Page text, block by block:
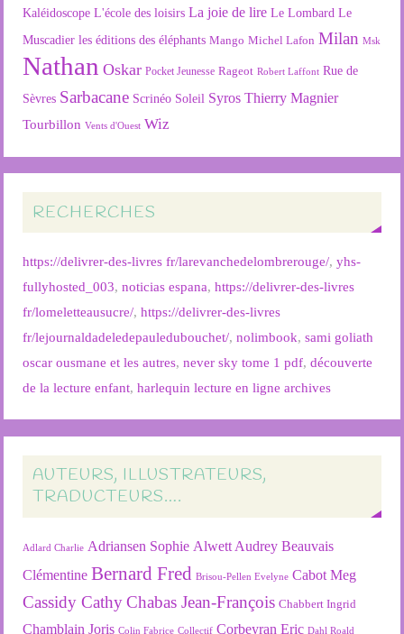
Kaléidoscope L'école des loisirs La joie de lire Le Lombard Le
Muscadier les éditions des éléphants Mango Michel Lafon Milan Msk
Nathan Oskar Pocket Jeunesse Rageot Robert Laffont Rue de
Sèvres Sarbacane Scrinéo Soleil Syros Thierry Magnier
Tourbillon Vents d'Ouest Wiz
RECHERCHES
https://delivrer-des-livres fr/larevanchedelombrerouge/,yhs-
fullyhosted_003,noticias espana,https://delivrer-des-livres
fr/lomeletteausucre/,https://delivrer-des-livres
fr/lejournaldadeledepauledubouchet/,nolimbook,sami goliath
oscar ousmane et les autres,never sky tome 1 pdf,découverte
de la lecture enfant,harlequin lecture en ligne archives
AUTEURS, ILLUSTRATEURS,
TRADUCTEURS….
Adlard Charlie Adriansen Sophie Alwett Audrey Beauvais
Clémentine Bernard Fred Brisou-Pellen Evelyne Cabot Meg
Cassidy Cathy Chabas Jean-François Chabbert Ingrid
Chamblain Joris Colin Fabrice Collectif Corbeyran Eric Dahl Roald